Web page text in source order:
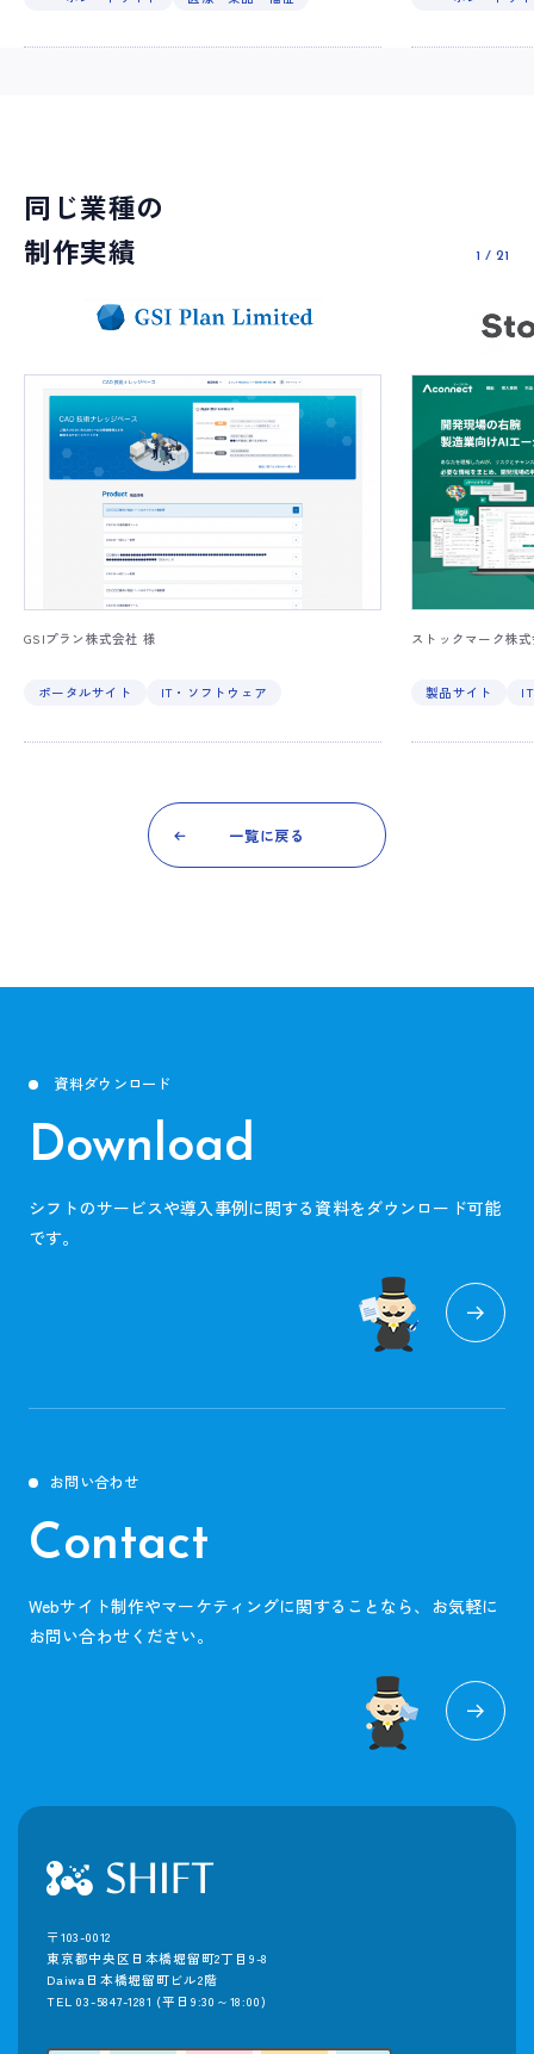
同じ業種の
制作実績
1 / 21
GSIプラン株式会社 様
ポータルサイト IT・ソフトウェア
ストックマーク株
製品サイト
一覧に戻る
資料ダウンロード
Download
シフトのサービスや導入事例に関する資料をダウンロード可能
です。
お問い合わせ
Contact
Webサイト制作やマーケティングに関することなら、お気軽に
お問い合わせください。
〒103-0012
東京都中央区日本橋堀留町2丁目9-8
Daiwa日本橋堀留町ビル2階
TEL 03-5847-1281 (平日9:30～18:00)